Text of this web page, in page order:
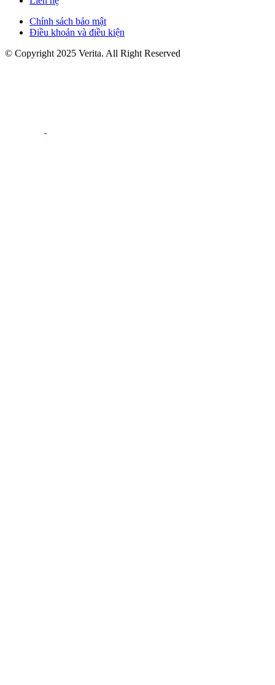
Chính sách bảo mật
Điều khoản và điều kiện
© Copyright 2025 Verita. All Right Reserved